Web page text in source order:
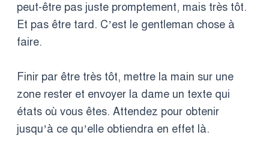
peut-être pas juste promptement, mais très tôt.
Et pas être tard. C’est le gentleman chose à
faire.
Finir par être très tôt, mettre la main sur une
zone rester et envoyer la dame un texte qui
états où vous êtes. Attendez pour obtenir
jusqu’à ce qu’elle obtiendra en effet là.